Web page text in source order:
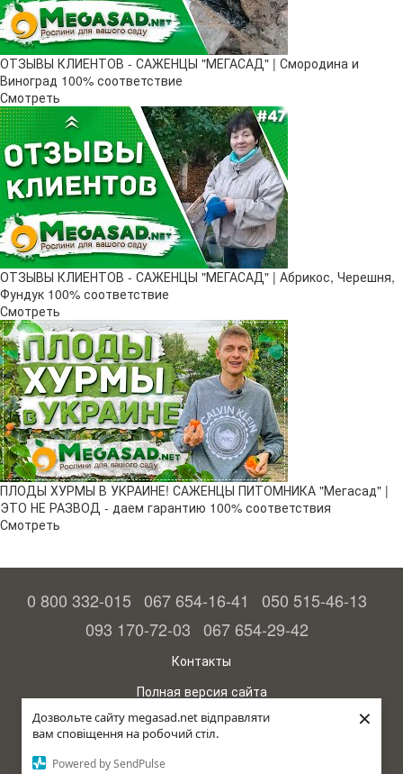
Дозвольте сайту megasad.net відправляти
вам сповіщення на робочий стіл.
Powered by SendPulse
×
ОТЗЫВЫ КЛИЕНТОВ - САЖЕНЦЫ "МЕГАСАД" | Смородина и
Виноград 100% соответствие
Смотреть
ОТЗЫВЫ КЛИЕНТОВ - САЖЕНЦЫ "МЕГАСАД" | Абрикос, Черешня,
Фундук 100% соответствие
Смотреть
ПЛОДЫ ХУРМЫ В УКРАИНЕ! САЖЕНЦЫ ПИТОМНИКА "Мегасад" |
ЭТО НЕ РАЗВОД - даем гарантию 100% соответствия
Смотреть
0 800 332-015 067 654-16-41
050 515-46-13
093 170-72-03 067 654-29-42
Контакты
Полная версия сайта
© 2015—2026
Megasad - гарантия высокого урожая